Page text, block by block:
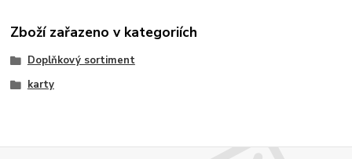
Zboží zařazeno v kategoriích
Doplňkový sortiment
karty